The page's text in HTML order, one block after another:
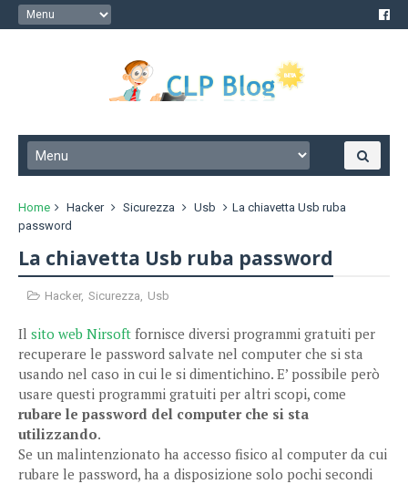
Home Hacker Sicurezza Usb
La chiavetta Usb ruba
password
La chiavetta Usb ruba password
Hacker, Sicurezza, Usb
Il sito web Nirsoft fornisce diversi programmi gratuiti per
recuperare le password salvate nel computer che si sta
usando nel caso in cui le si dimentichino. E’ possibile però
usare questi programmi gratuiti per altri scopi, come
rubare le password del computer che si sta
utilizzando.
Se un malintenzionato ha accesso fisico al computer da cui
rubare le password, ha a disposizione solo pochi secondi